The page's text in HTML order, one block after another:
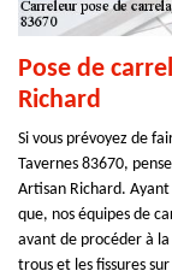
Pose de
Richard
Si vous prévoyez de
Tavernes 83670,
Artisan Richard.
que, nos équipes de
avant de procéder à
trous et les fissures